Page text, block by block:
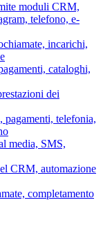
moduli CRM,
telefono, e-
incarichi,
cataloghi,
dei
pagamenti, telefonia,
media, SMS,
CRM, automazione
completamento